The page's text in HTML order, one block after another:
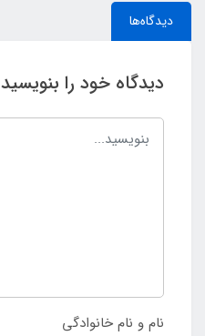
دیدگاه‌ها
دیدگاه خود را بنویسید
نام و نام خانوادگی